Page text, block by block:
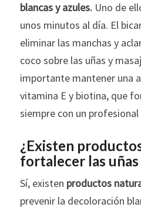
blancas y azules. Uno de
unos minutos al día. El
eliminar las manchas y
coco sobre las uñas y
importante mantener una
vitamina E y biotina, que
siempre con un
¿Existen
fortalecer las
Sí, existen productos
prevenir la decoloración